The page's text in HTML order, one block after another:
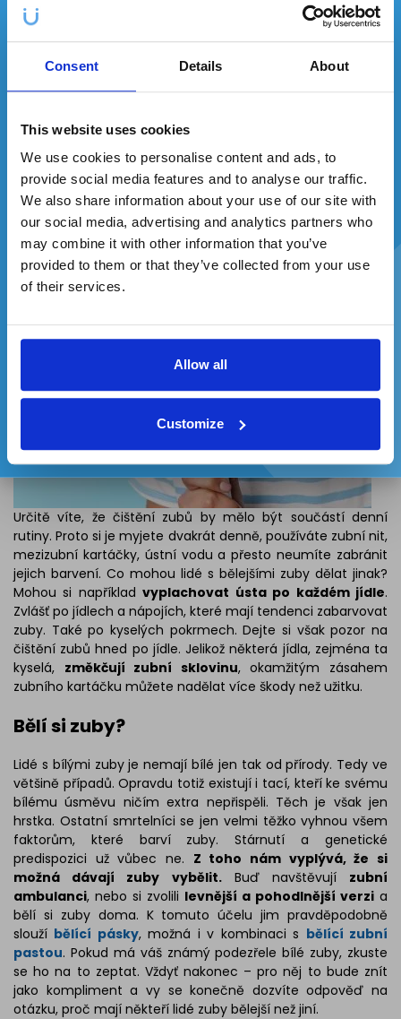
Consent Details About
This website uses cookies
We use cookies to personalise content and ads, to
provide social media features and to analyse our traffic.
We also share information about your use of our site with
our social media, advertising and analytics partners who
may combine it with other information that you’ve
provided to them or that they’ve collected from your use
of their services.
Allow all
Customize
takže zuby žloutnou a šedí přirozeným způsobem. Věk ale
neúřaduje sám a i on si bere na pomoc
pigmenty. Pokud
mají vaši vrstevníci krásné bílé zuby, existuje proto velká
pravděpodobnost, že používají nějaké
prostředky k bělení
Dentální hygiena
Určitě víte, že čištění zubů by mělo být součástí denní
rutiny. Proto si je myjete dvakrát denně, používáte zubní nit,
mezizubní kartáčky, ústní vodu a přesto neumíte zabránit
jejich barvení. Co mohou lidé s bělejšími zuby dělat jinak?
Mohou si napříkladvyplachovat ústa po každém jídle.
Zvlášť po jídlech a nápojích, které mají tendenci zabarvovat
zuby. Také po kyselých pokrmech. Dejte si však pozor na
čištění zubů hned po jídle. Jelikož některá jídla, zejména ta
kyselá, změkčují zubní sklovinu, okamžitým zásahem
zubního kartáčku můžete nadělat více škody než užitku.
Bělí si zuby?
Lidé s bílými zuby je nemají bílé jen tak od přírody. Tedy ve
většině případů. Opravdu totiž existují i ​​tací, kteří ke svému
bílému úsměvu ničím extra nepřispěli. Těch je však jen
hrstka. Ostatní smrtelníci se jen velmi těžko vyhnou všem
faktorům, které barví zuby. Stárnutí a genetické
predispozici už vůbec ne. Z toho nám vyplývá, že si
možná dávají zuby vybělit.Buď navštěvují zubní
ambulanci, nebo si zvolili levnější a pohodlnější verzi a
bělí si zuby doma. K tomuto účelu jim pravděpodobně
slouží bělící pásky, možná i v kombinaci s bělící zubní
pastou. Pokud má váš známý podezřele bílé zuby, zkuste
se ho na to zeptat. Vždyť nakonec – pro něj to bude znít
jako kompliment a vy se konečně dozvíte odpověď na
otázku, proč mají někteří lidé zuby bělejší než jiní.
✕
Každý měsíc můžete vyhrát3
produkty
z naší nabídky!
Zadejte svůj e-mail a jste ve hře.
Souhlasím se zpracováním osobních údajů a zasíláním